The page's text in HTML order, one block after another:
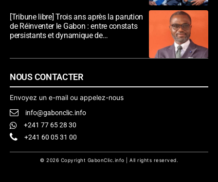
[Tribune libre] Trois ans après la parution
de Réinventer le Gabon : entre constats
persistants et dynamique de
NOUS CONTACTER
Envoyez un e-mail ou appelez-nous
info@gabonclic.info
+241 77 65 28 30
+241 60 05 31 00
© 2026 Copyright GabonClic.info | All rights reserved.